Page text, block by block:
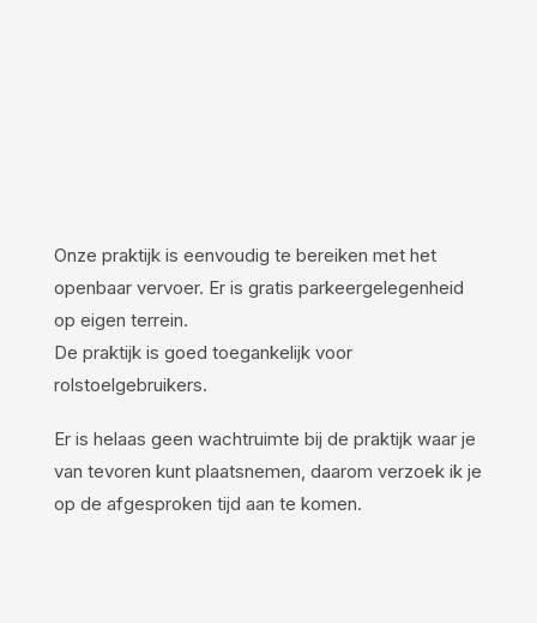
Onze praktijk is eenvoudig te bereiken met het
openbaar vervoer. Er is gratis parkeergelegenheid
op eigen terrein.
De praktijk is goed toegankelijk voor
rolstoelgebruikers.
Er is helaas geen wachtruimte bij de praktijk waar je
van tevoren kunt plaatsnemen, daarom verzoek ik je
op de afgesproken tijd aan te komen.